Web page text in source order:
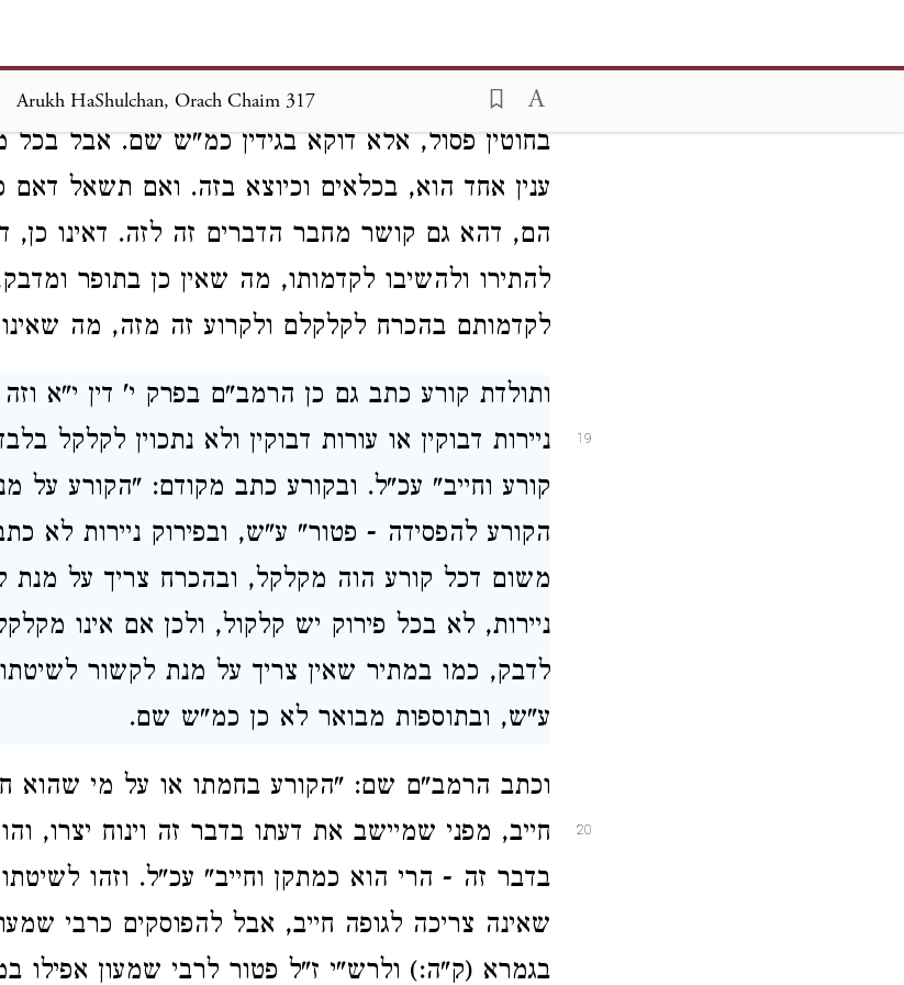
Arukh HaShulchan, Orach Chaim 317דדוקא תפירה, כאשר הבאנו שםמירושלמי דמגילה
בחוטין פסול, אלא דוקא בגידין כמ"ש שם. אבל בכל
ענין אחד הוא, בכלאים וכיוצא בזה. ואם תשאל דאם
הם, דהא גם קושר מחבר הדברים זה לזה. דאינו כן,
להתירו ולהשיבו לקדמותו, מה שאין כן בתופר
לקדמותם בהכרח לקלקלם ולקרוע זה מזה, מה
19
ותולדת קורע כתב גם כן הרמב"ם בפרק י' דין י"א
ניירות דבוקין או עורות דבוקין ולא נתכוין לקלקל
קורע וחייב" עכ"ל. ובקורע כתב מקודם: "הקורע על
הקורע להפסידה - פטור" ע"ש, ובפירוק ניירות לא
משום דכל קורע הוה מקלקל, ובהכרח צריך על מנת
ניירות, לא בכל פירוק יש קלקול, ולכן אם אינו
לדבק, כמו במתיר שאין צריך על מנת לקשור
ע"ש, ובתוספות מבואר לא כן כמ"ש שם.
20
וכתב הרמב"ם שם: "הקורע בחמתו או על מי שהוא
חייב, מפני שמיישב את דעתו בדבר זה וינוח יצרו,
בדבר זה - הרי הוא כמתקן וחייב" עכ"ל. וזהו
שאינה צריכה לגופה חייב, אבל להפוסקים כרבי
בגמרא (ק"ה:) ולרש"י ז"ל פטור לרבי שמעון אפילו